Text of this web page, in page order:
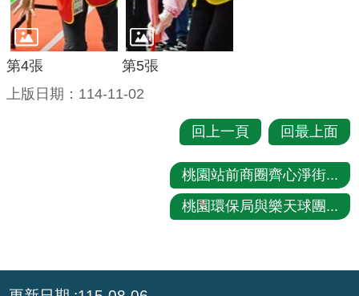
站
安
全
政
策
第4張
第5張
上版日期：114-11-02
回上一頁 回最上面
桃園站前商圈齊心淨街...
桃園環保局與樂天球團...